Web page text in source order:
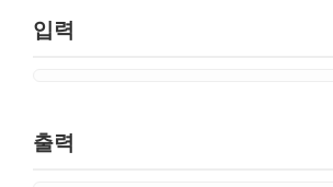
입력
출력